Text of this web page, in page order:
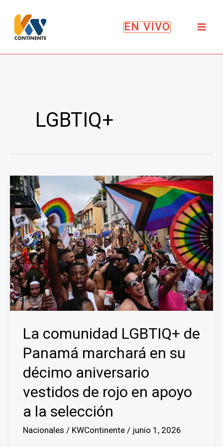
contenido
EN VIVO
LGBTIQ+
La comunidad LGBTIQ+ de
Panamá marchará en su
décimo aniversario
vestidos de rojo en apoyo
a la selección
Nacionales / KWContinente / junio 1, 2026